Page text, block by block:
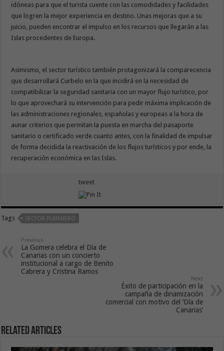
idóneas para que el turista cuente con las comodidades y facilidades
que logren la mejor experiencia en destino. Unas mejoras que a su
juicio, pueden encontrar el impulso en los recursos que llegarán a las
Islas procedentes de Europa.
Asimismo, el sector turístico también protagonizará la comparecencia
que desarrollará Curbelo en la que incidirá en la necesidad de
compatibilizar la seguridad sanitaria con un mayor flujo turístico, por
lo que aprovechará su intervención para pedir máxima implicación de
las administraciones regionales, españolas y europeas a la hora de
aunar criterios que permitan la puesta en marcha del pasaporte
sanitario o certificado verde cuanto antes, con la finalidad de impulsar
de forma decidida la reactivación de los flujos turísticos y por ende, la
recuperación económica en las Islas.
tweet
Tags SECTOR PLATANERO
Previous
La Gomera celebra el Día de
Canarias con un concierto
institucional a cargo de Benito
Cabrera y Cristina Ramos
Next
Éxito de participación en la
campaña de dinamización
comercial con motivo del ‘Día de
Canarias’
Related Articles